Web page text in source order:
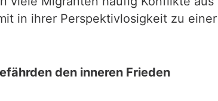
in ihrer Perspektivlosigkeit zu
den inneren Frieden